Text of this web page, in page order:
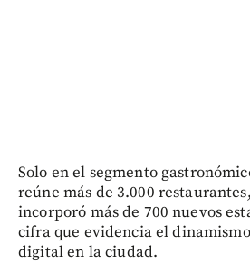
Solo en el segmento
reúne más de 3.000
incorporó más de 700 nuevos
cifra que evidencia el
digital en la ciudad.